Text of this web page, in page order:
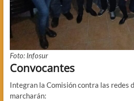
Foto: Infosur
Convocantes
Integran la Comisión contra las redes
marcharán: